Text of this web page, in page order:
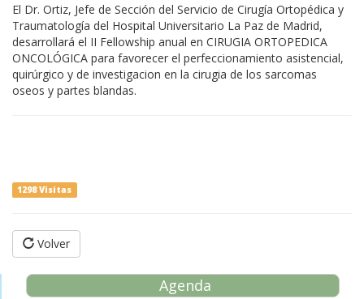
El Dr. Ortiz, Jefe de Sección del Servicio de Cirugía Ortopédica y
Traumatología del Hospital Universitario La Paz de Madrid,
desarrollará el II Fellowship anual en CIRUGIA ORTOPEDICA
ONCOLÓGICA para favorecer el perfeccionamiento asistencial,
quirúrgico y de investigacion en la cirugia de los sarcomas
oseos y partes blandas.
1298 Visitas
Volver
Agenda